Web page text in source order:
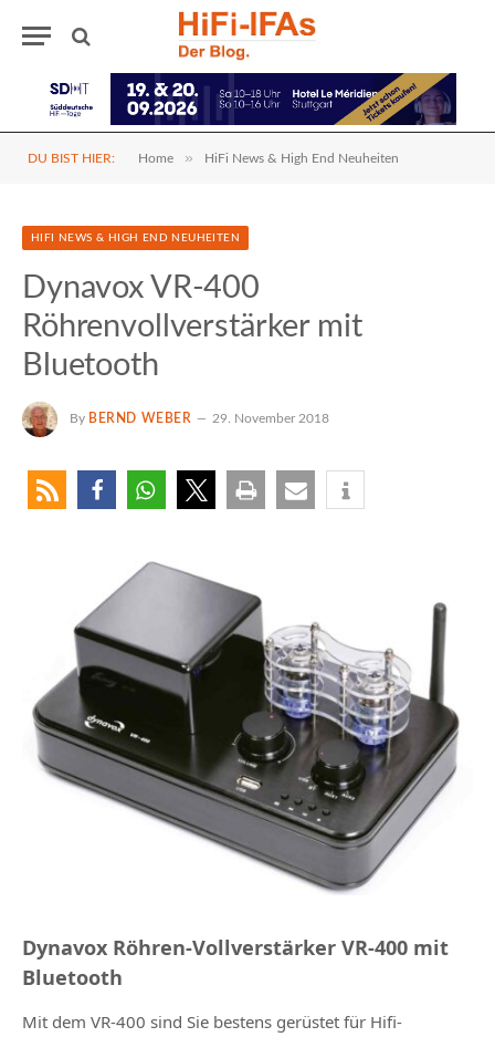
DU BIST HIER: Home » HiFi News & High End Neuheiten
HIFI NEWS & HIGH END NEUHEITEN
Dynavox VR-400
Röhrenvollverstärker mit
Bluetooth
By BERND WEBER 29. November 2018
Dynavox Röhren-Vollverstärker VR-400 mit
Bluetooth
Mit dem VR-400 sind Sie bestens gerüstet für Hifi-